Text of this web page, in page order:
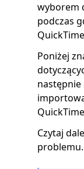
wyborem
podczas
Poniżej
następnie
Czytaj
problemu.